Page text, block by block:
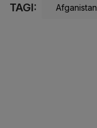
TAGI: Afganistan